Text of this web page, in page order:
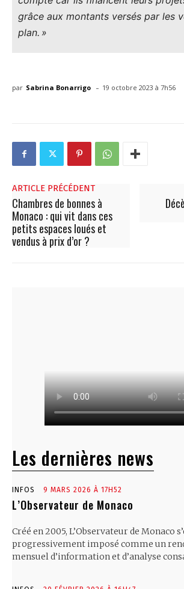
grâce aux montants versés par les
plan. »
par Sabrina Bonarrigo - 19 octobre 2023 à 7h56
ARTICLE PRÉCÉDENT
Chambres de bonnes à
Monaco : qui vit dans ces
petits espaces loués et
vendus à prix d’or ?
Les dernières news
INFOS 9 MARS 2026 À 17H52
L’Observateur de Monaco
Créé en 2005, L’Observateur de Monaco
progressivement imposé comme un
mensuel d’information et d’analyse